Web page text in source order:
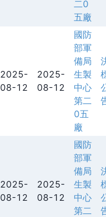
二0
五廠
2025-
08-12
2025-
08-12
國防
部軍
備局
生製
中心
第二
0五
廠
2025-
08-12
2025-
08-12
國防
部軍
備局
生製
中心
第二